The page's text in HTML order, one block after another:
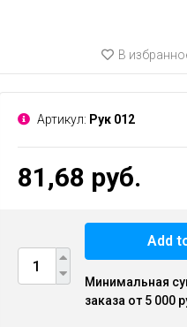
В
Артикул: Рук 012
81,68 руб.
Add
Минимальная
заказа от 5 000